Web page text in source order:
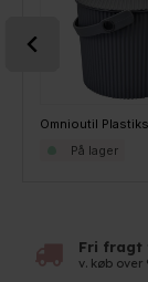
På lager
Fri fragt
v. køb over